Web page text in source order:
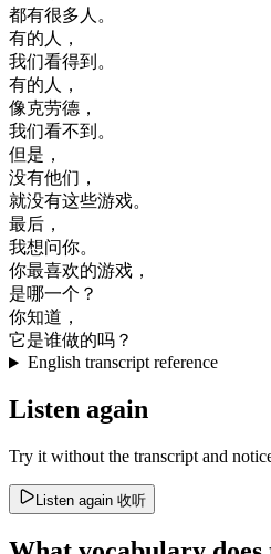
都有很多人。
有的人 ，
我们看得到 。
有的人 ，
像克劳德 ，
我们看不到 。
但是 ，
没有他们 ，
就没有这些游戏。
最后 ，
我想问你。
你最喜欢的游戏 ，
是哪一个 ？
你知道 ，
它是谁做的吗 ？
English transcript reference
Listen again
Try it without the transcript and
Listen again 收听